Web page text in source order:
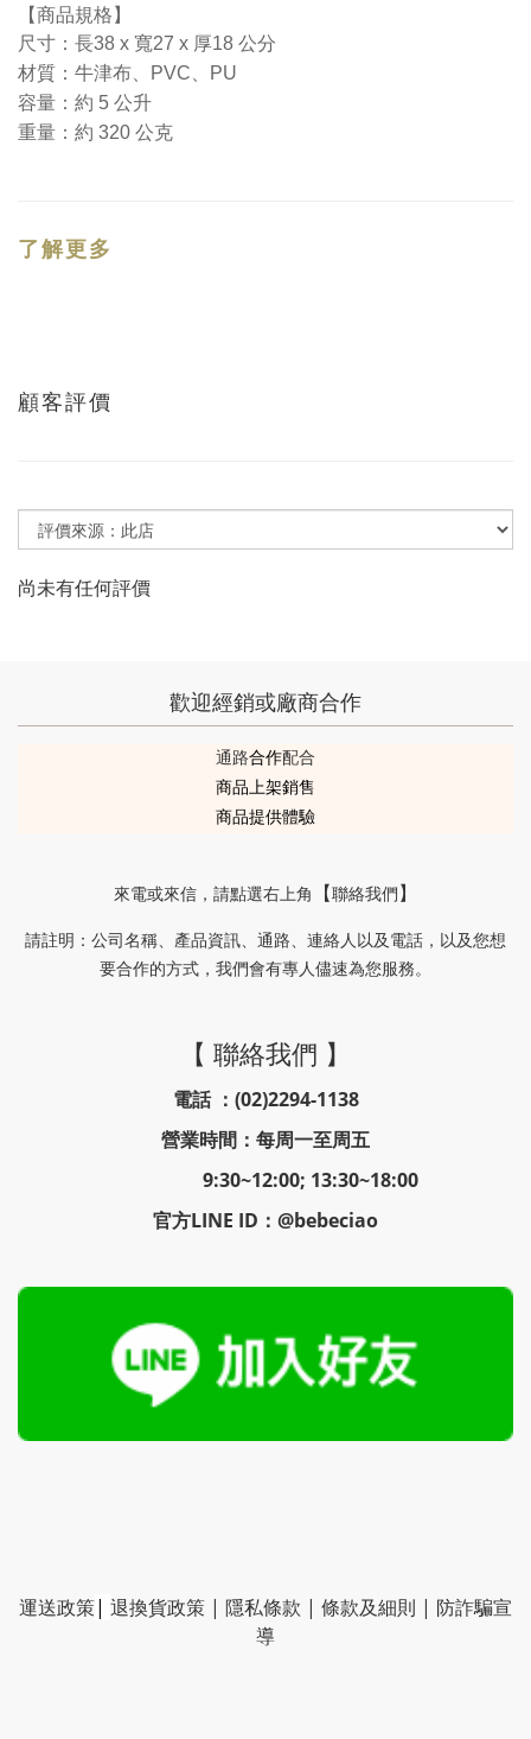
【商品規格】
尺寸：長38 x 寬27 x 厚18 公分
材質：牛津布、PVC、PU
容量：約 5 公升
重量：約 320 公克
了解更多
顧客評價
尚未有任何評價
歡迎經銷或廠商合作
通路合作配合
商品上架銷售
商品提供體驗
來電或來信 ，請點選右上角 【聯絡我們 】
請註明 ： 公司名稱、產品資訊、通路、連絡人以及電話，以及您想
要合作的方式，我們會有專人儘速為您服務。
【 聯絡我們 】
電話 ：(02)2294-1138
營業時間：每周一至周五
9:30~12:00; 13:30~18:00
官方LINE ID：@bebeciao
運送政策| 退換貨政策 | 隱私條款 | 條款及細則 | 防詐騙宣
導